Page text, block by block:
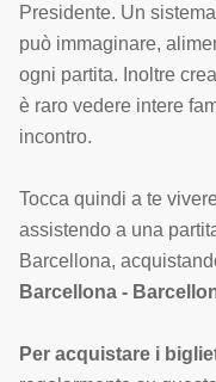
Presidente. Un
può immaginare,
ogni partita. Inoltre
è raro vedere intere
incontro.
Tocca quindi a te
assistendo a una
Barcellona,
Barcellona -
Per acquistare i